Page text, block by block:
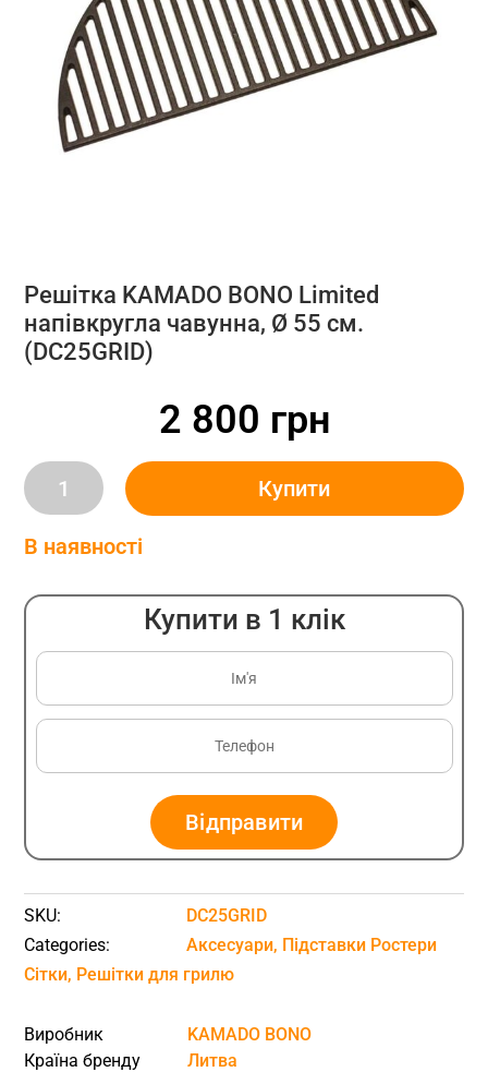
Решітка KAMADO BONO Limited
напівкругла чавунна, Ø 55 см.
(DC25GRID)
2 800 грн
Решітка
KAMADO
BONO
напівкругла
см.
quantity
Купити
В наявності
Купити в 1 клік
Відправити
SKU:
DC25GRID
Categories:
Аксесуари, Підставки Ростери
Сітки, Решітки для грилю
Виробник
KAMADO BONO
Країна бренду
Литва